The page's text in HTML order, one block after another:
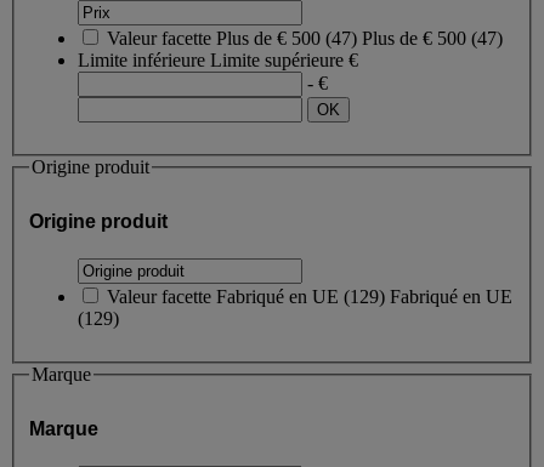
Valeur facette Plus de € 500 (47) Plus de € 500 (47)
Limite inférieure Limite supérieure €
- €
Origine produit
Origine produit
Valeur facette Fabriqué en UE (129) Fabriqué en UE
(129)
Marque
Marque